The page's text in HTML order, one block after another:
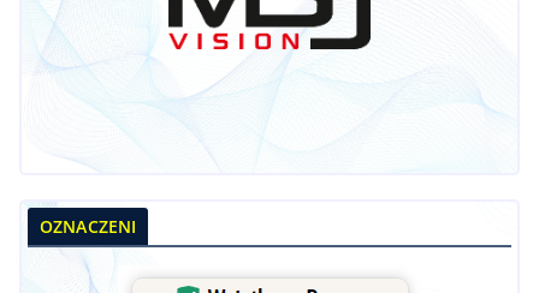
OZNACZENI